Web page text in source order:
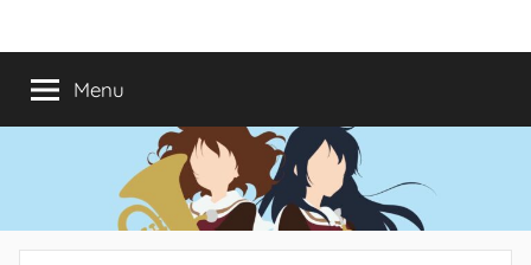
paraMundo
do
Shoujo
anos
a
Menu